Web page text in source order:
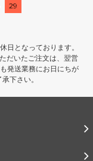
29
日となっております。
だいたご注文は、翌営
発送業務にお日にちが
下さい。